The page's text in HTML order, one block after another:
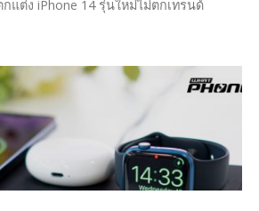
กแต่ง iPhone 14 รุ่นใหม่ไม่ตกเทรนด์